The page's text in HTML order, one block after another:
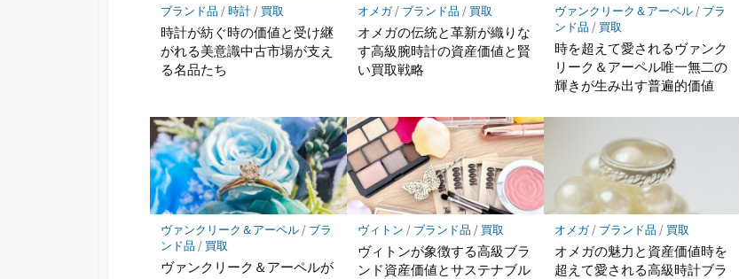
ブランド品 /時計/ 買取
時計が紡ぐ時の価値と受け継
がれる美意識中古市場が支え
る名品たち
オメガ/ ブランド品 / 買取
オメガの伝統と革新が織りな
す高級腕時計の資産価値と賢
い買取戦略
ヴァンクリーク＆アーペル/ ブラ
ンド品 / 買取
時を超えて愛されるヴァンク
リーク＆アーペル唯一無二の
輝きが生み出す普遍的価値
ヴァンクリーク＆アーペル/ ブラ
ンド品 / 買取
ヴァンクリーク＆アーペルが
ヴィトン / ブランド品 / 買取
ヴィトンが象徴する高級ブラ
ンド資産価値とサステナブル
オメガ/ ブランド品 / 買取
オメガの魅力と資産価値時を
超えて愛される高級時計ブラ